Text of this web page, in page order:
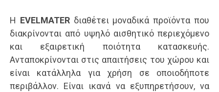
Η EVELMATERδιαθέτει μοναδικά προϊόντα που
διακρίνονται από υψηλό αισθητικό περιεχόμενο
και εξαιρετική ποιότητα κατασκευής.
Ανταποκρίνονται στις απαιτήσεις του χώρου και
είναι κατάλληλα για χρήση σε οποιοδήποτε
περιβάλλον. Είναι ικανά να εξυπηρετήσουν, να